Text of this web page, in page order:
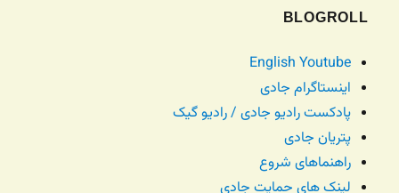
BLOGROLL
English Youtube
اینستاگرام جادی
پادکست رادیو جادی / رادیو گیک
پتریان جادی
راهنماهای شروع
لینک های حمایت جادی